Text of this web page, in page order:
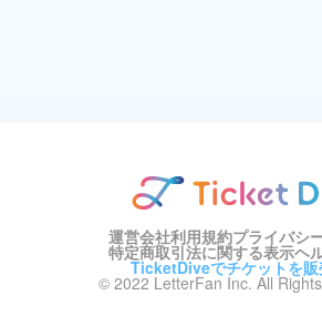
運営会社利用規約プライバシ
特定商取引法に関する表示ヘ
TicketDiveでチケットを販
© 2022 LetterFan Inc. All